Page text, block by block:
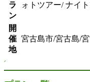
ラ
ン
ォトツアー/ ナイ
開
催
地
宮古島市/宮古島/